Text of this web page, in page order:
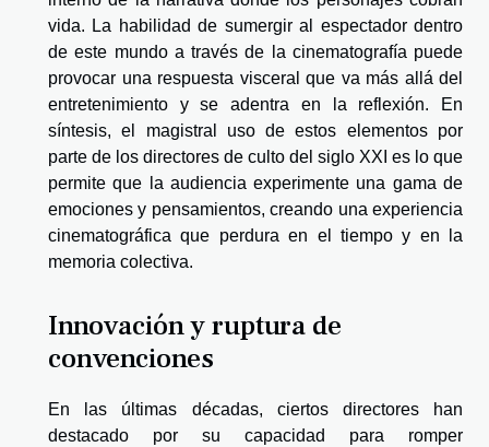
vida. La habilidad de sumergir al espectador dentro
de este mundo a través de la cinematografía puede
provocar una respuesta visceral que va más allá del
entretenimiento y se adentra en la reflexión. En
síntesis, el magistral uso de estos elementos por
parte de los directores de culto del siglo XXI es lo que
permite que la audiencia experimente una gama de
emociones y pensamientos, creando una experiencia
cinematográfica que perdura en el tiempo y en la
memoria colectiva.
Innovación y ruptura de
convenciones
En las últimas décadas, ciertos directores han
destacado por su capacidad para romper